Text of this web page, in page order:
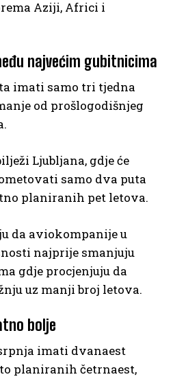
Aziji, Africi i
najvećim gubitnicima
imati samo tri tjedna
od prošlogodišnjeg
Ljubljana, gdje će
samo dva puta
planiranih pet letova.
da aviokompanije u
najprije smanjuju
gdje procjenjuju da
uz manji broj letova.
bolje
imati dvanaest
planiranih četrnaest,